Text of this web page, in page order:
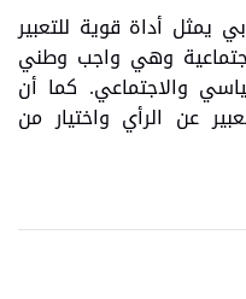
يمثل أداة قوية للتعبير
وهي واجب وطني
والاجتماعي. كما أن
عن الرأي واختيار من